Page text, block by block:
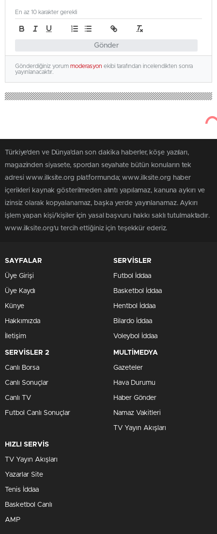
Gönder
En az 10 karakter gerekli
Gönderdiğiniz yorum moderasyon ekibi tarafından incelendikten sonra
yayınlanacaktır.
Türkiye'den ve Dünya’dan son dakika haberler, köşe yazıları,
magazinden siyasete, spordan seyahate bütün konuların tek
adresi www.ilksite.org platformunda; www.ilksite.org haber
içerikleri kaynak gösterilmeden alıntı yapılamaz, kanuna aykırı ve
izinsiz olarak kopyalanamaz, başka yerde yayınlanamaz. Aykırı
işlem yapan kişi/kişiler için yasal başvuru hakkı saklı tutulmaktadır.
www.ilksite.org'u tercih ettiğiniz için teşekkür ederiz.
SAYFALAR
Üye Girişi
Üye Kaydı
Künye
Hakkımızda
İletişim
SERVİSLER
Futbol İddaa
Basketbol İddaa
Hentbol İddaa
Bilardo İddaa
Voleybol İddaa
SERVİSLER 2
Canlı Borsa
Canlı Sonuçlar
Canlı TV
Futbol Canlı Sonuçlar
MULTİMEDYA
Gazeteler
Hava Durumu
Haber Gönder
Namaz Vakitleri
TV Yayın Akışları
HIZLI SERVİS
TV Yayın Akışları
Yazarlar Site
Tenis İddaa
Basketbol Canlı
AMP